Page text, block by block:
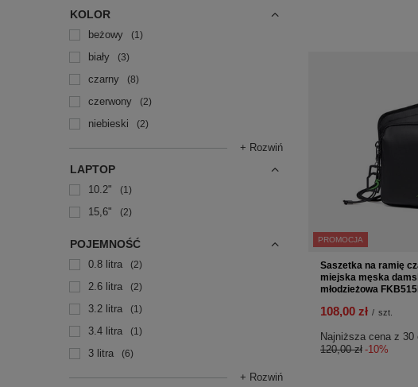
KOLOR
beżowy 1
biały 3
czarny 8
czerwony 2
niebieski 2
+ Rozwiń
LAPTOP
10.2" 1
15,6" 2
POJEMNOŚĆ
0.8 litra 2
2.6 litra 2
3.2 litra 1
3.4 litra 1
3 litra 6
+ Rozwiń
PROMOCJA
Saszetka na ramię
miejska męska
młodzieżowa
108,00 zł / szt.
Najniższa cena z 30
120,00 zł -10%